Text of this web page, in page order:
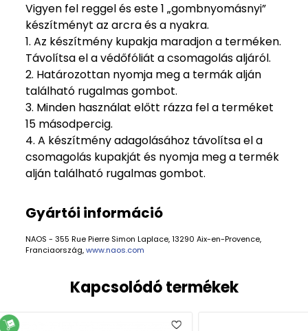
Vigyen fel reggel és este 1 „gombnyomásnyi”
készítményt az arcra és a nyakra.
1. Az készítmény kupakja maradjon a terméken.
Távolítsa el a védőfóliát a csomagolás aljáról.
2. Határozottan nyomja meg a termák alján
található rugalmas gombot.
3. Minden használat előtt rázza fel a terméket
15 másodpercig.
4. A készítmény adagolásához távolítsa el a
csomagolás kupakját és nyomja meg a termék
alján található rugalmas gombot.
Gyártói információ
NAOS - 355 Rue Pierre Simon Laplace, 13290 Aix-en-Provence,
Franciaország,www.naos.com
Kapcsolódó termékek